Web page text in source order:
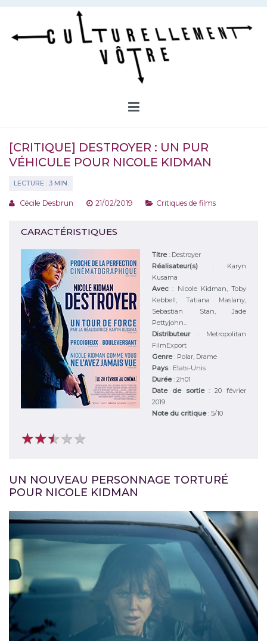
Aller
contenu
[CRITIQUE] DESTROYER : UN PUR
VÉHICULE POUR NICOLE KIDMAN
Cécile Desbrun 21/02/2019 Critiques de films
CARACTÉRISTIQUES
Titre: Destroyer
Réalisateur(s) : Karyn
Kusama
Avec: Nicole Kidman, Toby
Kebbell, Tatiana Maslany,
Sebastian Stan, Jade
Pettyjohn...
Distributeur : Metropolitan
FilmExport
Genre: Polar, Drame
Pays: Etats-Unis
Durée: 2h01
Date de sortie: 20 février
2019
Note du critique: 5/10
★★★★★
★★★★★
UN NOUVEAU PERSONNAGE TORTURÉ
POUR NICOLE KIDMAN